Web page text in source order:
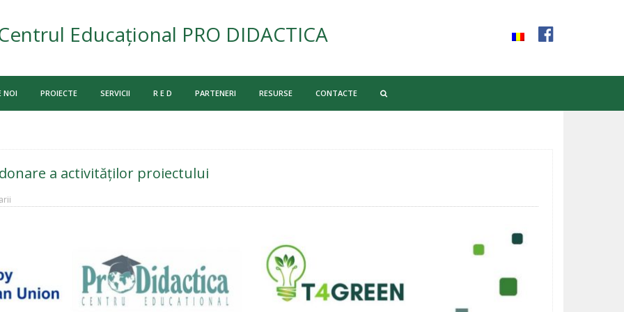
Educațional PRO DIDACTICA
NOI PROIECTE SERVICII R E D PARTENERI RESURSE CONTACTE
a activităților proiectului